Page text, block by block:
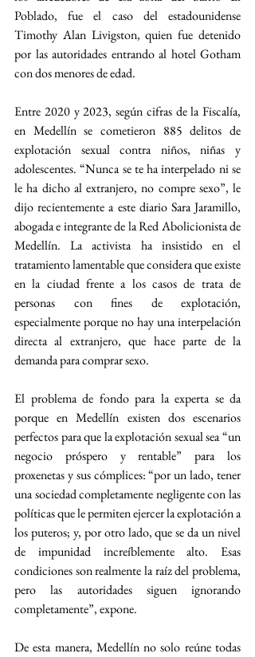
Poblado, fue el caso del estadounidense
Timothy Alan Livigston, quien fue detenido
por las autoridades entrando al hotel Gotham
con dos menores de edad.
Entre 2020 y 2023, según cifras de la Fiscalía,
en Medellín se cometieron 885 delitos de
explotación sexual contra niños, niñas y
adolescentes. “Nunca se te ha interpelado ni se
le ha dicho al extranjero, no compre sexo”, le
dijo recientemente a este diario Sara Jaramillo,
abogada e integrante de la Red Abolicionista de
Medellín. La activista ha insistido en el
tratamiento lamentable que considera que existe
en la ciudad frente a los casos de trata de
personas con fines de explotación,
especialmente porque no hay una interpelación
directa al extranjero, que hace parte de la
demanda para comprar sexo.
El problema de fondo para la experta se da
porque en Medellín existen dos escenarios
perfectos para que la explotación sexual sea “un
negocio próspero y rentable” para los
proxenetas y sus cómplices: “por un lado, tener
una sociedad completamente negligente con las
políticas que le permiten ejercer la explotación a
los puteros; y, por otro lado, que se da un nivel
de impunidad increíblemente alto. Esas
condiciones son realmente la raíz del problema,
pero las autoridades siguen ignorando
completamente”, expone.
De esta manera, Medellín no solo reúne todas